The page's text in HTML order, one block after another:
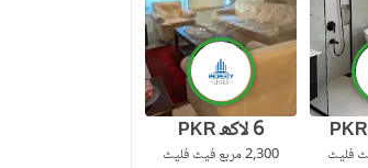
PKR 6 لاکھ
2,300 مربع فیٹ فلیٹ
PKR
فلیٹ